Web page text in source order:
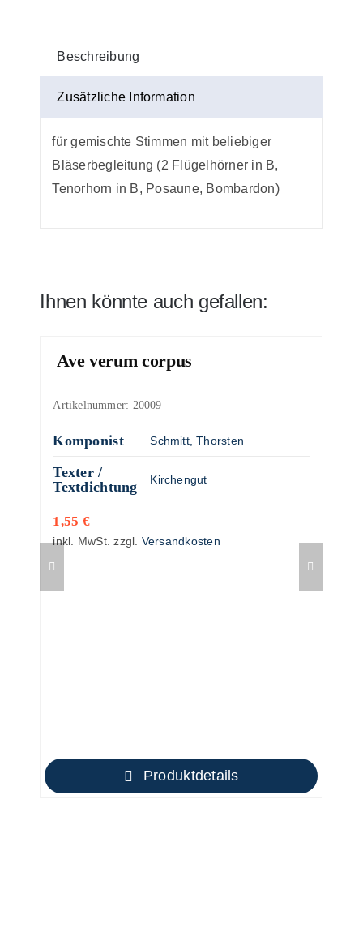
Menge
Beschreibung
Zusätzliche Information
für gemischte Stimmen mit beliebiger
Bläserbegleitung (2 Flügelhörner in B,
Tenorhorn in B, Posaune, Bombardon)
Ihnen könnte auch gefallen:
Ave verum corpus
Artikelnummer: 20009
Komponist Schmitt, Thorsten
Texter /
Textdichtung
Kirchengut
1,55 €
inkl. MwSt. zzgl. Versandkosten
Produktdetails